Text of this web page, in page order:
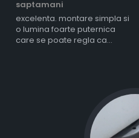
saptamani
excelenta. montare simpla si
o lumina foarte puternica
care se poate regla ca